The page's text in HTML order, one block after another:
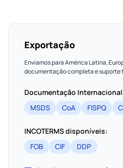
Exportação
Enviamos para América Latina,
documentação completa e suporte
Documentação
MSDS
CoA FISPQ
INCOTERMS disponíveis:
FOB
CIF DDP